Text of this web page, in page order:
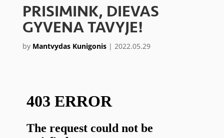
PRISIMINK, DIEVAS
GYVENA TAVYJE!
by Mantvydas Kunigonis| 2022.05.29